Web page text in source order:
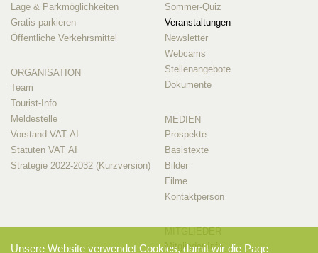
Lage & Parkmöglichkeiten
Gratis parkieren
Öffentliche Verkehrsmittel
ORGANISATION
Team
Tourist-Info
Meldestelle
Vorstand VAT AI
Statuten VAT AI
Strategie 2022-2032 (Kurzversion)
Sommer-Quiz
Veranstaltungen
Newsletter
Webcams
Stellenangebote
Dokumente
MEDIEN
Prospekte
Basistexte
Bilder
Filme
Kontaktperson
Mitglieder-Info
Unsere Website verwendet Cookies, damit wir die Page